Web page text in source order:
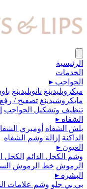
الرئيسية
الخدمات
الحواجب ▸
ميكروبلیدينغ نانوبليدينغ
مايكروشيدينغ تصفيح /
تنظيف وتشكيل الحواجب
الشفاه ▸
بلش الشفاه أومبري
الداكنة إزالة وشم الشفاه
العيون ▸
وشم الكحل الدائم
الكحل
الرموش خط الرموش
البشرة ▸
بي بي جلو وشم علامات